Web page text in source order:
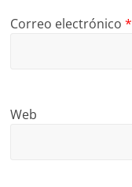
Correo electrónico*
Web